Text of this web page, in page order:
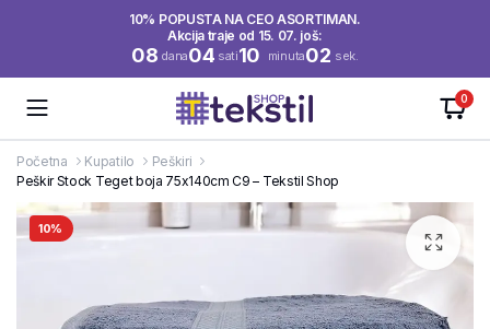
10% POPUSTA NA CEO ASORTIMAN.
Akcija traje od 15. 07. još:
08 dana04 sati10 minuta02 sek.
0
Početna Kupatilo
Peškiri
Peškir Stock Teget boja 75x140cm C9 – Tekstil Shop
10%